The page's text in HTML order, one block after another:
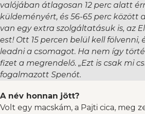
valójában átlagosan 12 perc alatt
küldeményért, és 56-65 perc között
van egy extra szolgáltatásuk is, az
est! Ott 15 percen belül kell fölvenni,
leadni a csomagot. Ha nem így
fizet a megrendelő. „Ezt is csak mi
fogalmazott Spenót.
A név honnan jött?
Volt egy macskám, a Pajti cica, meg